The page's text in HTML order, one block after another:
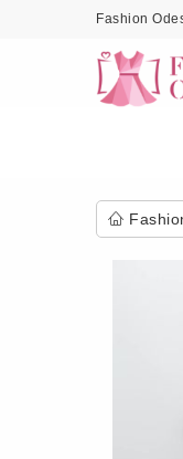
Fashion